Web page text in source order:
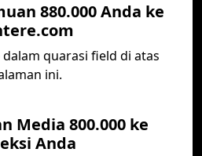
880.000 Anda ke
quarasi field di atas
ini.
Media 800.000 ke
Anda